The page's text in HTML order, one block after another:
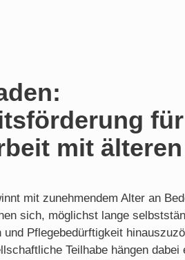
mit älteren
mit zunehmendem Alter an
sich, möglichst lange
Pflegebedürftigkeit
Teilhabe hängen dabei